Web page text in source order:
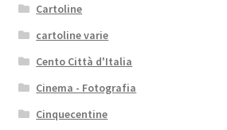
Cartoline
cartoline varie
Cento Città d'Italia
Cinema - Fotografia
Cinquecentine